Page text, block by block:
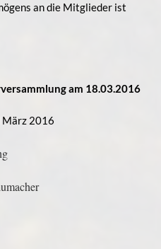
an die Mitglieder ist
am 18.03.2016
März 2016